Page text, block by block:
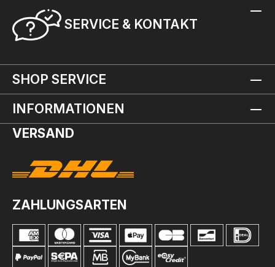
SERVICE & KONTAKT
SHOP SERVICE
INFORMATIONEN
VERSAND
ZAHLUNGSARTEN